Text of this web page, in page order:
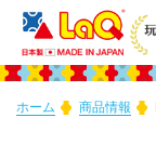
ホーム 商品情報